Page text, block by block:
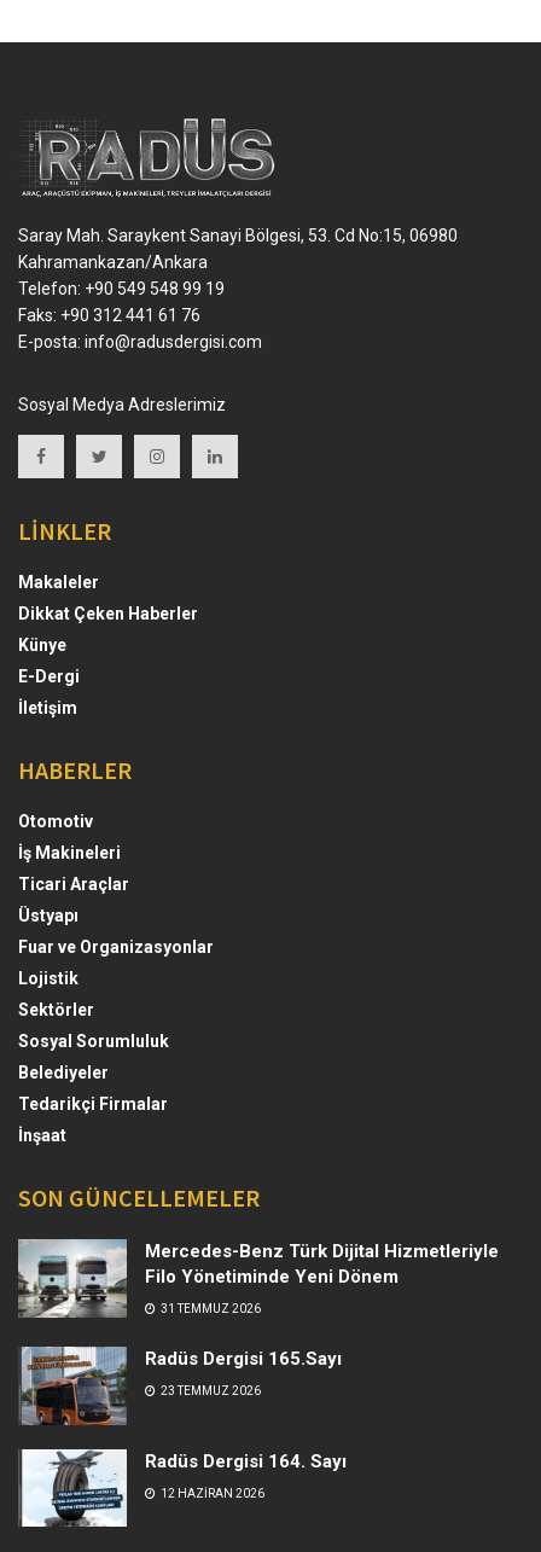
Saray Mah. Saraykent Sanayi Bölgesi, 53. Cd No:15, 06980
Kahramankazan/Ankara
Telefon: +90 549 548 99 19
Faks: +90 312 441 61 76
E-posta: info@radusdergisi.com
Sosyal Medya Adreslerimiz
LİNKLER
Makaleler
Dikkat Çeken Haberler
Künye
E-Dergi
İletişim
HABERLER
Otomotiv
İş Makineleri
Ticari Araçlar
Üstyapı
Fuar ve Organizasyonlar
Lojistik
Sektörler
Sosyal Sorumluluk
Belediyeler
Tedarikçi Firmalar
İnşaat
SON GÜNCELLEMELER
Mercedes-Benz Türk Dijital Hizmetleriyle
Filo Yönetiminde Yeni Dönem
31 TEMMUZ 2026
Radüs Dergisi 165.Sayı
23 TEMMUZ 2026
Radüs Dergisi 164. Sayı
12 HAZIRAN 2026